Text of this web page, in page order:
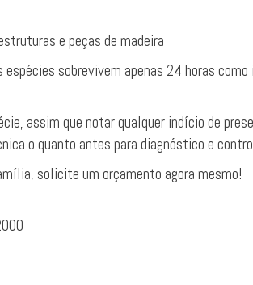
e peças de madeira
sobrevivem apenas 24 horas
assim que notar qualquer indício de
o quanto antes para diagnóstico e
solicite um orçamento agora mesmo!